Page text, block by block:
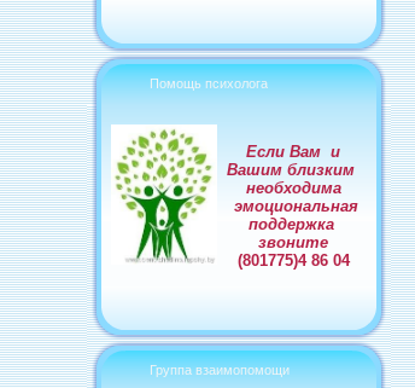
Помощь психолога
Если Вам и
Вашим близким
необходима
эмоциональная
поддержка
звоните
(801775)4 86 04
Группа взаимопомощи